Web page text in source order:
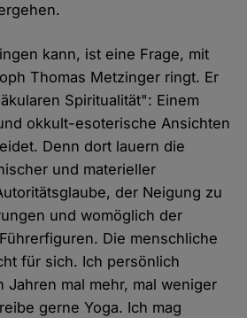
kann, ist eine Frage, mit
Thomas Metzinger ringt. Er
Spiritualität": Einem
okkult-esoterische Ansichten
Denn dort lauern die
und materieller
der Neigung zu
und womöglich der
Die menschliche
für sich. Ich persönlich
Jahren mal mehr, mal weniger
gerne Yoga. Ich mag